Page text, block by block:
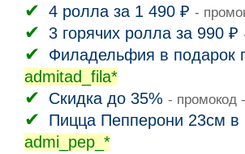
4 ролла за 1 490 ₽ -
3 горячих ролла за 990 ₽
Филадельфия в подарок
admitad_fila*
Скидка до 35% - промокод
Пицца Пепперони 23см в
admi_pep_*